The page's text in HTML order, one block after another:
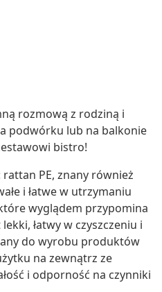
rozmową z rodziną i
podwórku lub na balkonie
bistro!
rattan PE, znany również
i łatwe w utrzymaniu
wyglądem przypomina
łatwy w czyszczeniu i
do wyrobu produktów
na zewnątrz ze
i odporność na czynniki